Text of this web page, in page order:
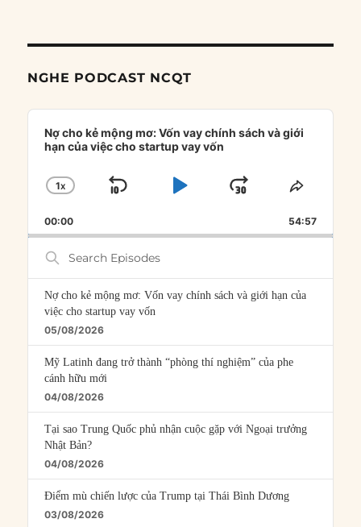
NGHE PODCAST NCQT
Audio
Player
Nợ cho kẻ mộng mơ: Vốn vay chính sách và giới
hạn của việc cho startup vay vốn
CHANGE
RATE
1X
SKIP
PLAYJUMP
FORWARD
SHARE
00:00 54:57
Search
Episodes
Nợ cho kẻ mộng mơ: Vốn vay chính sách và giới hạn của
việc cho startup vay vốn
05/08/2026
Mỹ Latinh đang trở thành “phòng thí nghiệm” của phe
cánh hữu mới
04/08/2026
Tại sao Trung Quốc phủ nhận cuộc gặp với Ngoại trưởng
Nhật Bản?
04/08/2026
Điểm mù chiến lược của Trump tại Thái Bình Dương
03/08/2026